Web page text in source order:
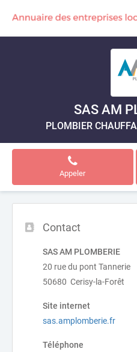
SAS AM
PLOMBIER
Appeler
Contact
SAS AM PLOMBERIE
20 rue du pont Tannerie
50680 Cerisy-la-Forêt
Site internet
sas.amplomberie.fr
Téléphone